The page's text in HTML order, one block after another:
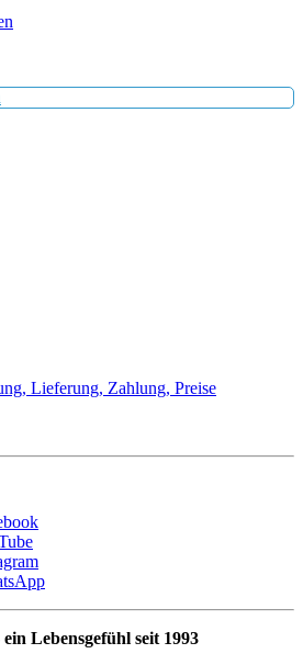
Lieferung, Zahlung, Preise
Lebensgefühl seit 1993